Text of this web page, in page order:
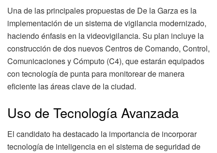
Una de las principales propuestas de De la Garza es la
implementación de un sistema de vigilancia modernizado,
haciendo énfasis en la videovigilancia. Su plan incluye la
construcción de dos nuevos Centros de Comando, Control,
Comunicaciones y Cómputo (C4), que estarán equipados
con tecnología de punta para monitorear de manera
eficiente las áreas clave de la ciudad.
Uso de Tecnología Avanzada
El candidato ha destacado la importancia de incorporar
tecnología de inteligencia en el sistema de seguridad de